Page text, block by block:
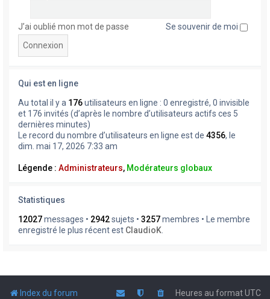
J’ai oublié mon mot de passe Se souvenir de moi
Qui est en ligne
Au total il y a 176utilisateurs en ligne : 0 enregistré, 0 invisible
et 176 invités (d’après le nombre d’utilisateurs actifs ces 5
dernières minutes)
Le record du nombre d’utilisateurs en ligne est de 4356, le
dim. mai 17, 2026 7:33 am
Légende : Administrateurs, Modérateurs globaux
Statistiques
12027messages • 2942sujets • 3257membres • Le membre
enregistré le plus récent est ClaudioK
Index du forum Heures au formatUTC